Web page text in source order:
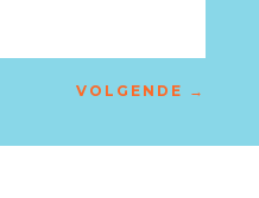
VOLGENDE →